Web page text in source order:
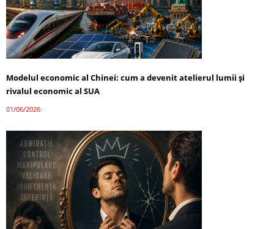
Modelul economic al Chinei: cum a devenit atelierul lumii și
rivalul economic al SUA
01/06/2026